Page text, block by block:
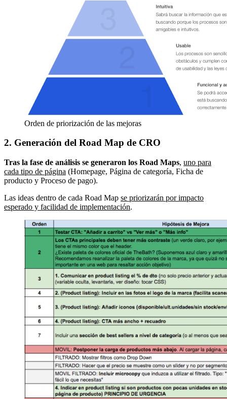
Orden de priorización de las mejoras
2. Generación del Road Map de CRO
Tras la fase de análisis se generaron los Road Maps, uno para
cada tipo de página (Homepage, Página de categoría, Ficha de
producto y Proceso de pago).
Las ideas dentro de cada Road Map se priorizarán por impacto
esperado y facilidad de implementación.